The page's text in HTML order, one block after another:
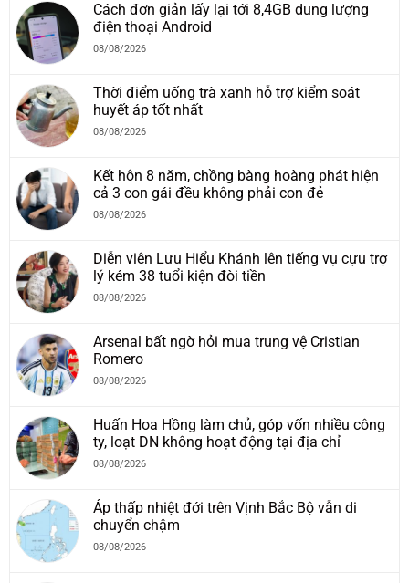
Cách đơn giản lấy lại tới 8,4GB dung lượng
điện thoại Android
08/08/2026
Thời điểm uống trà xanh hỗ trợ kiểm soát
huyết áp tốt nhất
08/08/2026
Kết hôn 8 năm, chồng bàng hoàng phát hiện
cả 3 con gái đều không phải con đẻ
08/08/2026
Diễn viên Lưu Hiểu Khánh lên tiếng vụ cựu trợ
lý kém 38 tuổi kiện đòi tiền
08/08/2026
Arsenal bất ngờ hỏi mua trung vệ Cristian
Romero
08/08/2026
Huấn Hoa Hồng làm chủ, góp vốn nhiều công
ty, loạt DN không hoạt động tại địa chỉ
08/08/2026
Áp thấp nhiệt đới trên Vịnh Bắc Bộ vẫn di
chuyển chậm
08/08/2026